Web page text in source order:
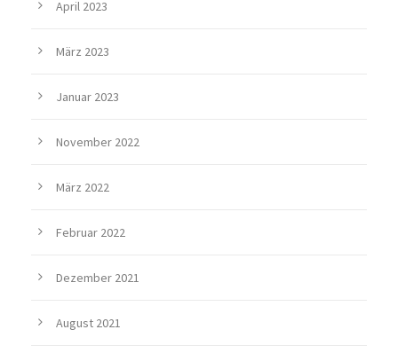
April 2023
März 2023
Januar 2023
November 2022
März 2022
Februar 2022
Dezember 2021
August 2021